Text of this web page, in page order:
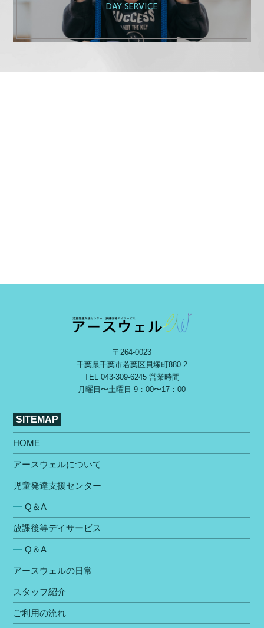
DAY SERVICE
〒264-0023
千葉県千葉市若葉区⾙塚町880-2
TEL 043-309-6245営業時間
⽉曜⽇〜⼟曜⽇ 9：00〜17：00
SITEMAP
HOME
アースウェルについて
児童発達支援センター
Q＆A
放課後等デイサービス
Q＆A
アースウェルの⽇常
スタッフ紹介
ご利⽤の流れ